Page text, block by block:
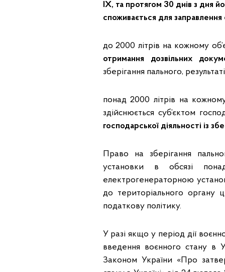
IX, та протягом 30 днів з дня
споживається для
до 2000 літрів на кожному
отримання дозвільних
зберігання пального,
понад 2000 літрів на
здійснюється суб’єктом
господарської діяльності із
Право на зберігання
установки в обсязі
електрогенераторною
до територіального органу
податкову політику.
У разі якщо у період дії
введення воєнного стану
Законом України «Про